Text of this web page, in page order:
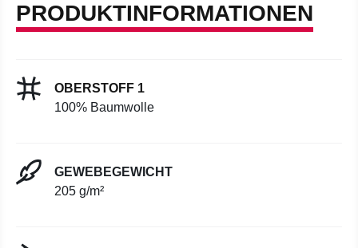
PRODUKTINFORMATIONEN
OBERSTOFF 1
100% Baumwolle
GEWEBEGEWICHT
205 g/m²